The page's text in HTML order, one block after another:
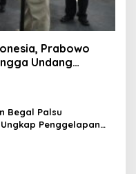
Prabowo
Undang
Begal Palsu
Penggelapan
Crypto